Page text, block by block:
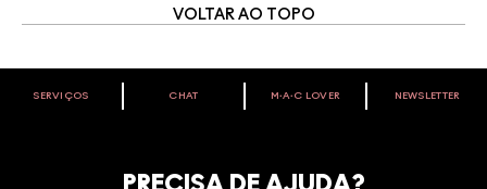
VOLTAR AO TOPO
VOCÊ É M·A·C LOVER?
começando com 10% de desconto na sua próxima compra.
SERVIÇOS CHAT M∙A∙C LOVER NEWSLETTER